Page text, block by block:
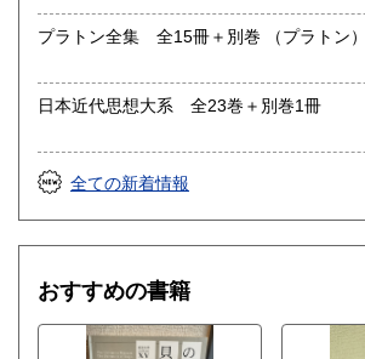
プラトン全集 全15冊＋別巻 （プラトン）
日本近代思想大系 全23巻＋別巻1冊
全ての新着情報
おすすめの書籍